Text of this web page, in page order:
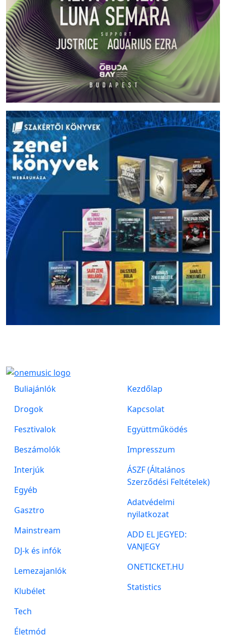
Buliajánlók
Drogok
Fesztivalok
Beszámolók
Interjúk
Egyéb
Gasztro
Mainstream
DJ-k és infók
Lemezajanlók
Klubélet
Tech
Életmód
Kezdőlap
Kapcsolat
Együttműködés
Impresszum
ÁSZF (Általános
Szerződési Feltételek)
Adatvédelmi
nyilatkozat
ADD EL JEGYED:
VANJEGY
ONETICKET.HU
Statistics